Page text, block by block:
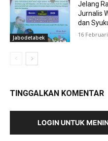
Jabodetabek
Jelang
Jurnalis
dan
16
TINGGALKAN KOMENTAR
LOGIN UNTUK